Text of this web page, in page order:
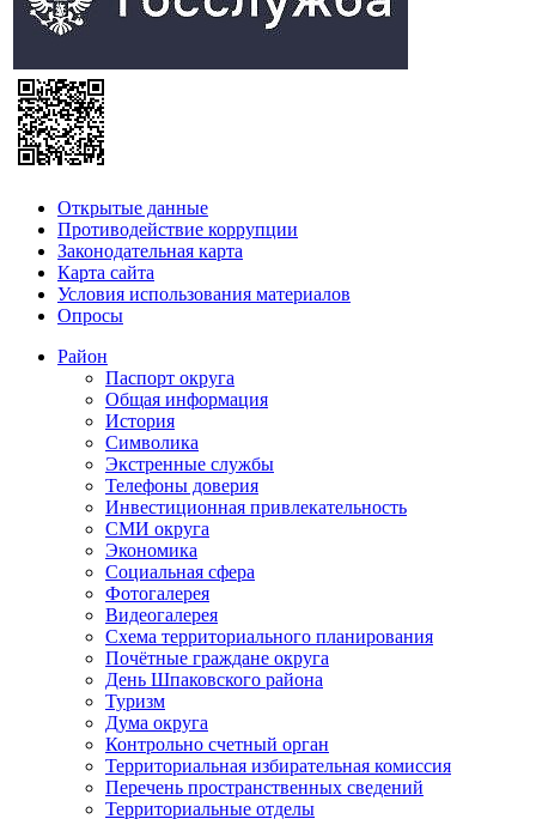
Открытые данные
Противодействие коррупции
Законодательная карта
Карта сайта
Условия использования материалов
Опросы
Район
Паспорт округа
Общая информация
История
Символика
Экстренные службы
Телефоны доверия
Инвестиционная привлекательность
СМИ округа
Экономика
Социальная сфера
Фотогалерея
Видеогалерея
Схема территориального планирования
Почётные граждане округа
День Шпаковского района
Туризм
Дума округа
Контрольно счетный орган
Территориальная избирательная комиссия
Перечень пространственных сведений
Территориальные отделы